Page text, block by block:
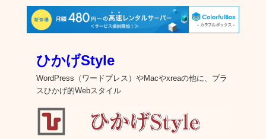
ひかげStyle
WordPress（ワードプレス）やMacやxreaの他に、プラ
スひかげ的Webスタイル